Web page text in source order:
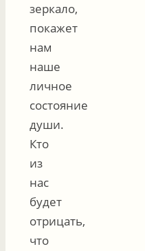
зеркало,
покажет
нам
наше
личное
состояние
души.
Кто
из
нас
будет
отрицать,
что